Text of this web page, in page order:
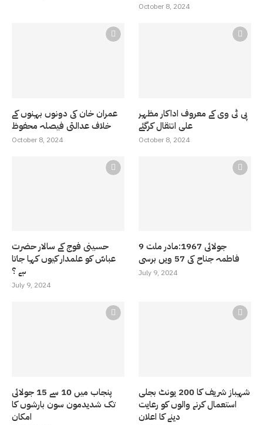
October 8, 2024
عمران خان کی دونوں بہنوں کے
خلاف عدالتی فیصلہ محفوظ
October 8, 2024
پی ٹی وی کے معروف اداکار مظہر
علی انتقال کرگئے
October 8, 2024
حسینی فوج کے سالار حضرت
عباسّ کو علمدار کیوں کہا جاتا
ہے ؟
July 9, 2024
9 جولائی 1967:مادر ملت
فاطمہ جناح کی 57 ویں برسی
July 9, 2024
پنجاب میں 10 سے 15 جولائی
تک شدیدمون سون بارشوں کا
امکان
شہباز شریف کا 200 یونٹ بجلی
استعمال کرنے والوں کو رعایت
دینے کا اعلان